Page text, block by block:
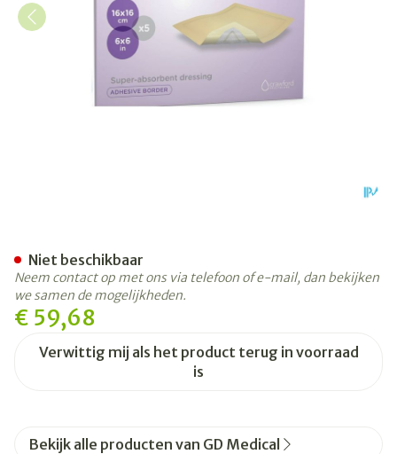
€ 59,68
Verwittig mij als het product terug in voorraad
is
Niet beschikbaar
Neem contact op met ons via telefoon of e-mail, dan bekijken
we samen de mogelijkheden.
Bekijk alle producten van GD Medical